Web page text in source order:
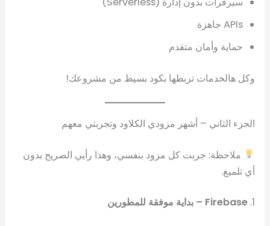
APIs جاهزة
حماية وأمان متقدم
وكل هالخدمات تربطها بكود بسيط من مشروعك!
الجزء الثاني – أشهر مزودي الكلاود وتجربتي معهم
ملاحظة: جربت كل مزود بنفسي، وهذا رأيي الصريح بدون
أي تلميع.
1. Firebase – بداية موفقة للمطورين